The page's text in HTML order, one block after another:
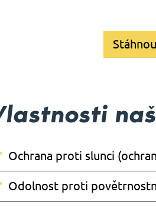
Ochrana proti slunci
Odolnost proti